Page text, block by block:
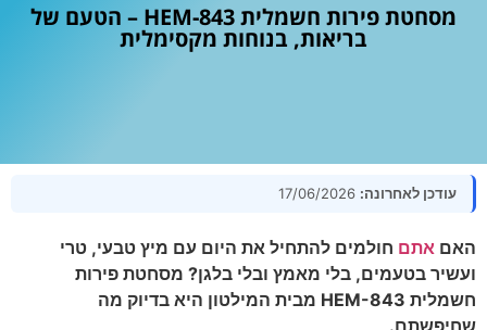
מסחטת פירות חשמלית HEM-843 – הטעם של
בריאות, בנוחות מקסימלית
עודכן לאחרונה:
האם אתם חולמים להתחיל את היום עם מיץ טבעי, טרי
ועשיר בטעמים, בלי מאמץ ובלי בלגן? מסחטת פירות
חשמלית HEM-843 מבית המילטון היא בדיוק מה
שחיפשתם.